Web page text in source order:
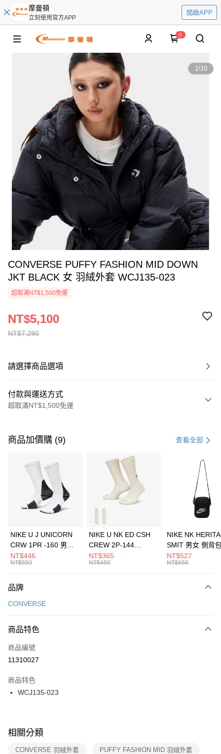
摩曼頓
立刻使用官方APP
開啟APP
0
1/10
CONVERSE PUFFY FASHION MID DOWN
JKT BLACK 女 羽絨外套 WCJ135-023
超取滿NT$1,500免運
NT$7,290
NT$5,100
請選擇商品選項
付款與運送方式
超取滿NT$1,500免運
信用卡一次付款
3 期 0 利率 每期 21家銀行
合作金庫商業銀行
第一商業銀行
華南商業銀行
彰化商業銀行
上海商業儲蓄銀行
元大商業銀行
台灣樂天信用卡公司
Apple Pay
全盈+PAY
AFTEE先享後付
【關於「AFTEE先享後付」】
便利好安心！
３．安心：先確認商品／服務後，再付款。
【「AFTEE先享後付」結帳流程】
１．於結帳方式選擇「AFTEE先享後付」後，將跳轉至「AFTEE先享後付」
２．訂單成立數日內，您將收到繳費通知簡訊。
３．收到繳費通知簡訊後14天內，點擊此簡訊中的連結，可透過四大超商／
ATM／網路銀行／等多元方式進行付款，方視為交易完成。
※ 交易是否成功請以「AFTEE先享後付 」之結帳頁面顯示為準，若有關於
是否繳費成功／繳費後需取消欲退款等相關疑問，請聯繫「AFTEE先享後付
客戶支援中心」 https://netprotections.freshdesk.com/support/home
運送方式
每筆NT$100，滿NT$1,500(含以上)免運費
宅配
每筆NT$100，滿NT$1,500(含以上)免運費
付款後門市自取
每筆NT$100，滿NT$1,500(含以上)免運費
商品加價購 (9) 查看全部
NIKE U J UNICORN
CRW 1PR -160 男女
中統襪 FZ3393100
NT$446
NT$550
NIKE U NK ED CSH
CREW 2P-144
EMBRDY 男女 短統襪
FZ3073133
NT$365
NT$450
NIKE NK
SMIT 男女 側背
BA5871010
NT$527
NT$650
品牌
CONVERSE
商品特色
商品編號
11310027
商品特色
WCJ135-023
相關分類
CONVERSE 羽絨外套 PUFFY FASHION MID 羽絨外套